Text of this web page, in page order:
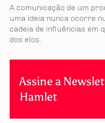
A comunicação de um
uma ideia nunca ocorre
cadeia de influências em
dos elos.
Assine a
Hamlet